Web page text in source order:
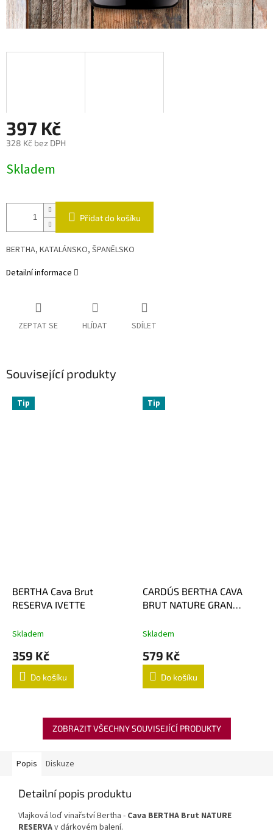
397 Kč
328 Kč bez DPH
cena:
Skladem
Přidat do košíku
BERTHA, KATALÁNSKO, ŠPANĚLSKO
Detailní informace
ZEPTAT SE HLÍDAT SDÍLET
Související produkty
Tip
BERTHA Cava Brut
RESERVA IVETTE
Skladem
359 Kč
Do košíku
Tip
CARDÚS BERTHA CAVA
BRUT NATURE GRAN
Skladem
579 Kč
Do košíku
ZOBRAZIT VŠECHNY SOUVISEJÍCÍ PRODUKTY
Popis Diskuze
Detailní popis produktu
Vlajková loď vinařství Bertha - Cava BERTHA Brut NATURE
RESERVAv dárkovém balení.